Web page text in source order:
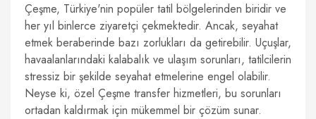
Çeşme, Türkiye'nin popüler tatil bölgelerinden biridir ve
her yıl binlerce ziyaretçi çekmektedir. Ancak, seyahat
etmek beraberinde bazı zorlukları da getirebilir. Uçuşlar,
havaalanlarındaki kalabalık ve ulaşım sorunları, tatilcilerin
stressiz bir şekilde seyahat etmelerine engel olabilir.
Neyse ki, özel Çeşme transfer hizmetleri, bu sorunları
ortadan kaldırmak için mükemmel bir çözüm sunar.